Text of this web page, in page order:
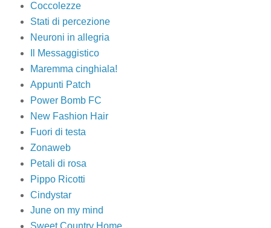
Coccolezze
Stati di percezione
Neuroni in allegria
Il Messaggistico
Maremma cinghiala!
Appunti Patch
Power Bomb FC
New Fashion Hair
Fuori di testa
Zonaweb
Petali di rosa
Pippo Ricotti
Cindystar
June on my mind